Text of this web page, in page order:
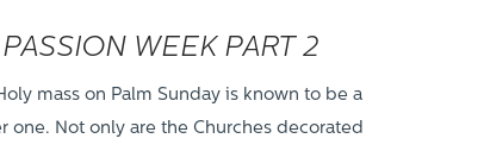
PASSION WEEK PART 2
mass on Palm Sunday is known to be a
one. Not only are the Churches decorated